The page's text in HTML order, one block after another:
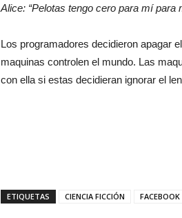
Alice: “Pelotas tengo cero para mí
Los programadores decidieron apagar
maquinas controlen el mundo. Las
con ella si estas decidieran ignorar el
ETIQUETAS CIENCIA FICCIÓN FACEBOOK